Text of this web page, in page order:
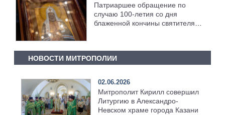
Патриаршее обращение по
случаю 100-летия со дня
блаженной кончины святителя
НОВОСТИ МИТРОПОЛИИ
02.06.2026
Митрополит Кирилл совершил
Литургию в Александро-
Невском храме города Казани